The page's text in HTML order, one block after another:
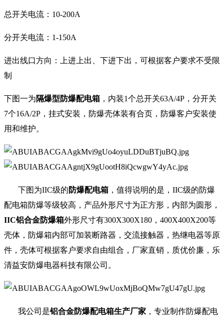
总开关电流：10-200A
分开关电流：1-150A
进出线口方向：上进上出、下进下出，可根据客户要求不受限
制
下图一为隔爆型防爆配电箱 ，内装1个总开关63A/4P，分开关
7个16A/2P，挂式安装，防爆壳体装有合页，防爆客户安装使
用和维护。
下图为IIC级的 防爆配电箱 ，值得说明的是，IIC级的防爆
配电箱防爆等级较高，产品外形尺寸为正方形，内部为圆形，
IIC铝合金防爆箱外形尺寸有300X300X180，400X400X200等
壳体，防爆箱内部可加装断路器，交流接触器，热继电器等原
件，壳体可根据客户要求自由组合，厂家直销，质优价廉，乐
清益安防爆电器科技有限公司。
我公司是铝合金防爆配电箱生产厂家 ，专业制作防爆配电